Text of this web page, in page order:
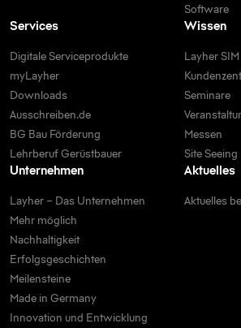
Software
Services
Digitale Serviceprodukte
myLayher
Downloads
Ausschreiben.de
BG Bau Förderung
Lehrberuf Gerüstbauer
Wissen
Layher SIM
Seminare
Messen
Site Seeing
Unternehmen
Layher – Das Unternehmen
Mehr möglich
Nachhaltigkeit
Erfolgsgeschichten
Meilensteine
Made in Germany
Innovation und Entwicklung
Aktuelles
Aktuelles